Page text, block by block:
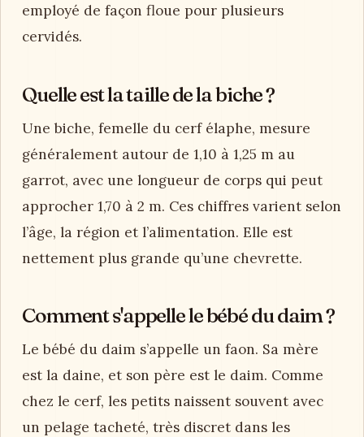
employé de façon floue pour plusieurs
cervidés.
Quelle est la taille de la biche ?
Une biche, femelle du cerf élaphe, mesure
généralement autour de 1,10 à 1,25 m au
garrot, avec une longueur de corps qui peut
approcher 1,70 à 2 m. Ces chiffres varient selon
l’âge, la région et l’alimentation. Elle est
nettement plus grande qu’une chevrette.
Comment s'appelle le bébé du daim ?
Le bébé du daim s’appelle un faon. Sa mère
est la daine, et son père est le daim. Comme
chez le cerf, les petits naissent souvent avec
un pelage tacheté, très discret dans les